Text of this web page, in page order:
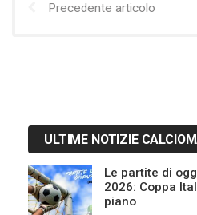
Precedente articolo
ULTIME NOTIZIE
Le partite di
2026: Coppa
piano